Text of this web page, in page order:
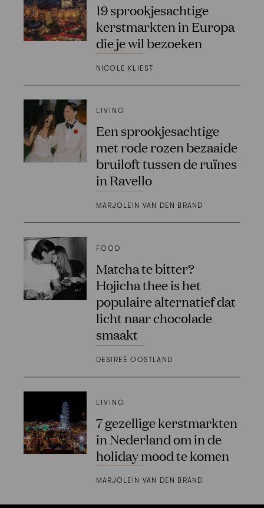
19 sprookjesachtige
kerstmarkten in Europa
die je wil bezoeken
NICOLE KLIEST
LIVING
Een sprookjesachtige
met rode rozen bezaaide
bruiloft tussen de ruïnes
in Ravello
MARJOLEIN VAN DEN BRAND
FOOD
Matcha te bitter?
Hojicha thee is het
populaire alternatief dat
licht naar chocolade
smaakt
DESIREÉ OOSTLAND
LIVING
7 gezellige kerstmarkten
in Nederland om in de
holiday mood te komen
MARJOLEIN VAN DEN BRAND